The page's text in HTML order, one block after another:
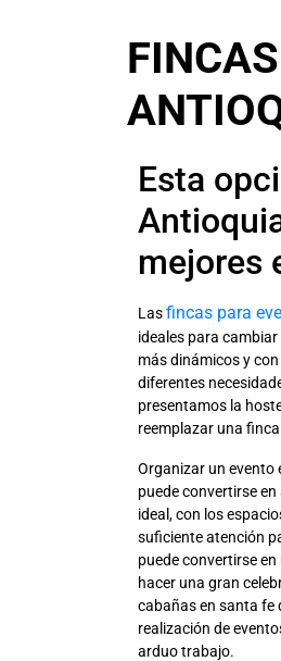
Esta
mejores
Lasfincas para
ideales para
más dinámicos y
diferentes
presentamos la
reemplazar una
Organizar un evento
puede convertirse
ideal, con los
suficiente atención
puede convertirse
hacer una gran
cabañas en santa fe
realización de
arduo trabajo.